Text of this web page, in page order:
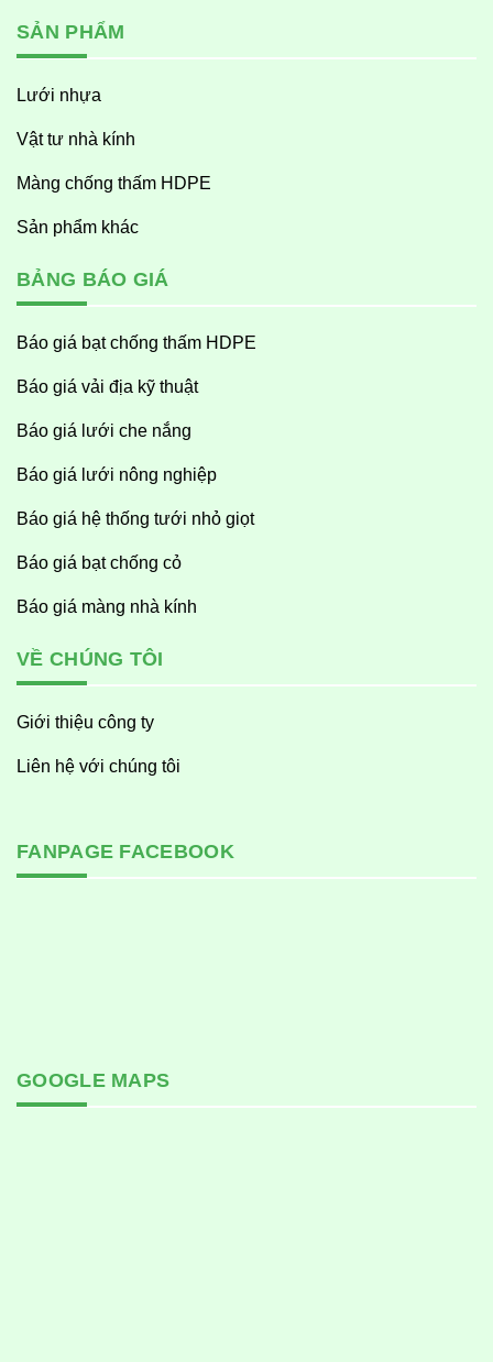
SẢN PHẨM
Lưới nhựa
Vật tư nhà kính
Màng chống thấm HDPE
Sản phẩm khác
BẢNG BÁO GIÁ
Báo giá bạt chống thấm HDPE
Báo giá vải địa kỹ thuật
Báo giá lưới che nắng
Báo giá lưới nông nghiệp
Báo giá hệ thống tưới nhỏ giọt
Báo giá bạt chống cỏ
Báo giá màng nhà kính
VỀ CHÚNG TÔI
Giới thiệu công ty
Liên hệ với chúng tôi
FANPAGE FACEBOOK
GOOGLE MAPS